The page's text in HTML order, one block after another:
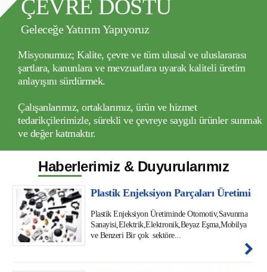
ÇEVRE DOSTU
Geleceğe Yatırım Yapıyoruz
Misyonumuz; Kalite, çevre ve tüm ulusal ve uluslararası
şartlara, kanunlara ve mevzuatlara uyarak kaliteli üretim
anlayışını sürdürmek.
Çalışanlarımız, ortaklarımız, ürün ve hizmet
tedarikçilerimizle, sürekli ve çevreye saygılı ürünler sunmak
ve değer katmaktır.
Haberlerimiz & Duyurularımız
Plastik Enjeksiyon Parçaları Üretimi
Plastik Enjeksiyon Üretiminde Otomotiv,Savunma
Sanayisi,Elektrik,Elektronik,Beyaz Eşma,Mobilya
ve Benzeri Bir çok sektöre...